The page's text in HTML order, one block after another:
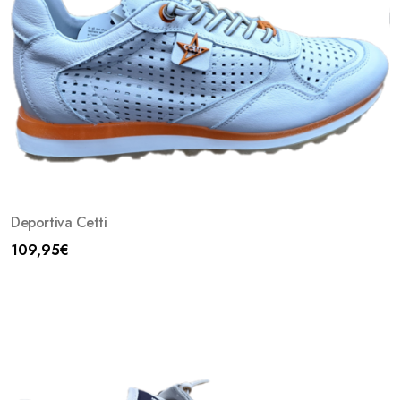
Deportiva Cetti
109,95€